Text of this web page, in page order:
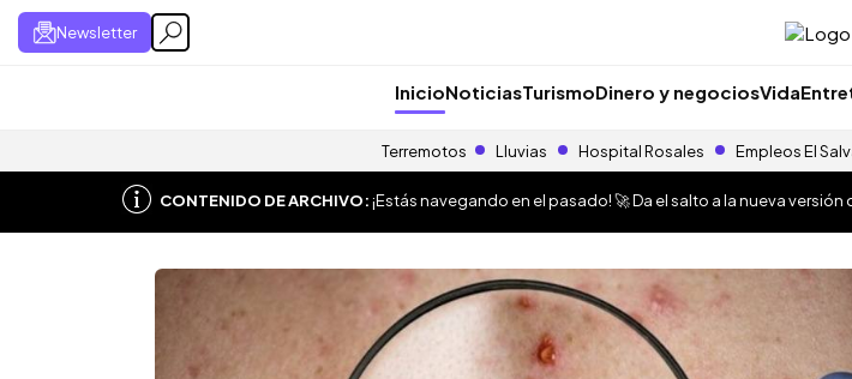
Newsletter
InicioNoticiasTurismoDinero y negociosVida
Terremotos Lluvias Hospital Rosales Empleos El
CONTENIDO DE ARCHIVO:¡Estás navegando en el pasado! 🚀 Da el salto a la nueva versión